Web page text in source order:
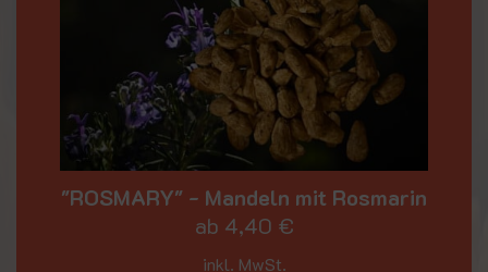
"ROSMARY" - Mandeln mit Rosmarin
ab 4,40 €
inkl. MwSt.